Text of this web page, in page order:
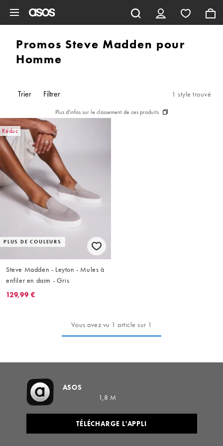
Promos Steve Madden pour
Homme
Trier Filtrer 1 style trouvé
Plus d'infos sur le classement de ces produits
Réduc
PLUS DE COULEURS
Steve Madden - Leyton - Mules à
enfiler en daim - Gris
129,99 €
Vous avez vu 1 article sur 1
ASOS
1,8 M
TÉLÉCHARGE L'APPLI